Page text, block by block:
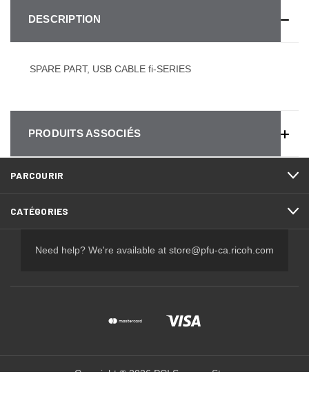
DESCRIPTION
SPARE PART, USB CABLE fi-SERIES
PRODUITS ASSOCIÉS
PARCOURIR
CATÉGORIES
Need help? We're available at store@pfu-ca.ricoh.com
Copyright © 2026 PCI Scanner Store